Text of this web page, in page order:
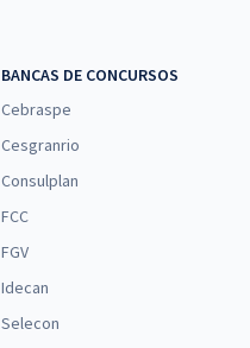
BANCAS DE CONCURSOS
Cebraspe
Cesgranrio
Consulplan
FCC
FGV
Idecan
Selecon